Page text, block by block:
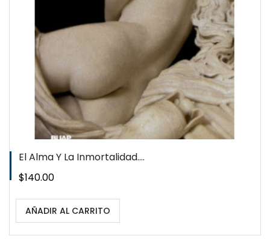
El Alma Y La Inmortalidad....
Precio
$140.00
AÑADIR AL CARRITO
WISHLIST